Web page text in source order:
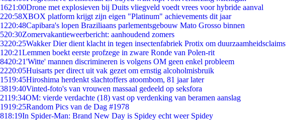
1621:00Drone met explosieven bij Duits vliegveld voedt vrees voor hybride aanval
220:58XBOX platform krijgt zijn eigen "Platinum" achievements dit jaar
1220:48Capibara's lopen Braziliaans parlementsgebouw Mato Grosso binnen
520:30Zomervakantieweerbericht: aanhoudend zomers
3220:25Wakker Dier dient klacht in tegen insectenfabriek Protix om duurzaamheidsclaims
1 20:21Lemmen boekt eerste profzege in zware Ronde van Polen-rit
8420:21'Witte' mannen discrimineren is volgens OM geen enkel probleem
2220:05Huisarts per direct uit vak gezet om ernstig alcoholmisbruik
1519:45Hiroshima herdenkt slachtoffers atoombom, 81 jaar later
3819:40Vinted-foto's van vrouwen massaal gedeeld op seksfora
2119:34OM: vierde verdachte (18) vast op verdenking van beramen aanslag
1919:25Random Pics van de Dag #1978
818:19In Spider-Man: Brand New Day is Spidey echt weer Spidey